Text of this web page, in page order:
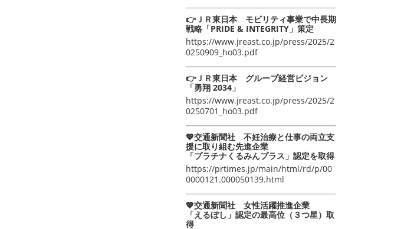
👉ＪＲ東日本 モビリティ事業で中長期
戦略「PRIDE & INTEGRITY」策定
https://www.jreast.co.jp/press/2025/2
0250909_ho03.pdf
👉ＪＲ東日本 グループ経営ビジョン
「勇翔 2034」
https://www.jreast.co.jp/press/2025/2
0250701_ho03.pdf
💖交通新聞社 不妊治療と仕事の両立支
援に取り組む先進企業
「プラチナくるみんプラス」認定を取得
https://prtimes.jp/main/html/rd/p/00
0000121.000050139.html
💖交通新聞社 女性活躍推進企業
「えるぼし」認定の最高位（３つ星）取
得